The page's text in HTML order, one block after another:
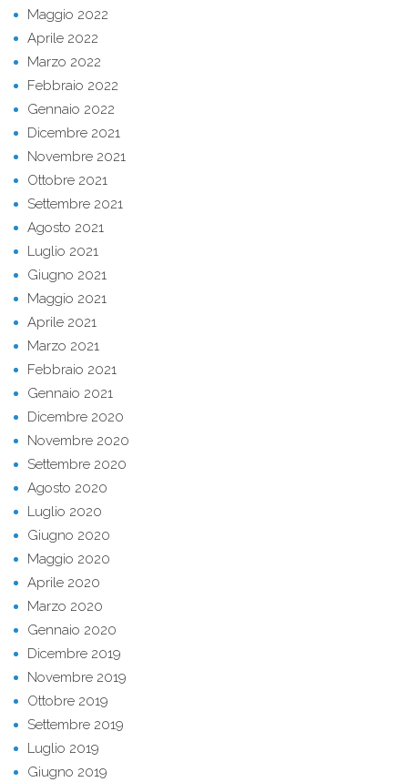
Maggio 2022
Aprile 2022
Marzo 2022
Febbraio 2022
Gennaio 2022
Dicembre 2021
Novembre 2021
Ottobre 2021
Settembre 2021
Agosto 2021
Luglio 2021
Giugno 2021
Maggio 2021
Aprile 2021
Marzo 2021
Febbraio 2021
Gennaio 2021
Dicembre 2020
Novembre 2020
Settembre 2020
Agosto 2020
Luglio 2020
Giugno 2020
Maggio 2020
Aprile 2020
Marzo 2020
Gennaio 2020
Dicembre 2019
Novembre 2019
Ottobre 2019
Settembre 2019
Luglio 2019
Giugno 2019